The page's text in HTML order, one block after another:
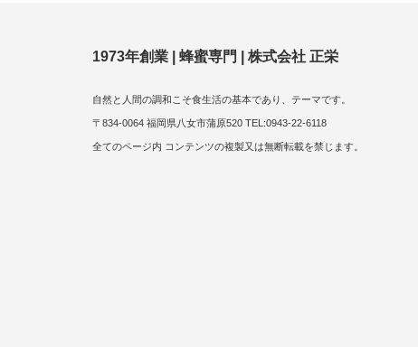
1973年創業 | 蜂蜜専門 | 株式会社 正栄
自然と人間の調和こそ食生活の基本であり、テーマです。
〒834-0064 福岡県八女市蒲原520 TEL:0943-22-6118
全てのページ内 コンテンツの複製又は無断転載を禁じます。